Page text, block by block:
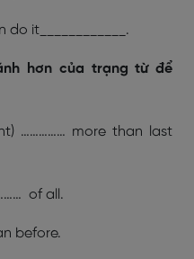
do it____________.
hơn của trạng từ để
…………… more than last
of all.
before.